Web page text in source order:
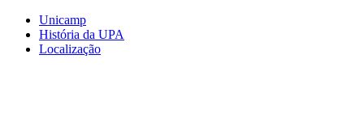
Conteúdo principal
Unicamp
História da UPA
Localização